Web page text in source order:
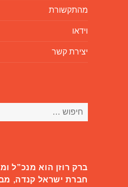
מהתקשורת
וידאו
יצירת קשר
חיפוש:
ברק רוזן הוא מנכ”ל
חברת ישראל קנדה,